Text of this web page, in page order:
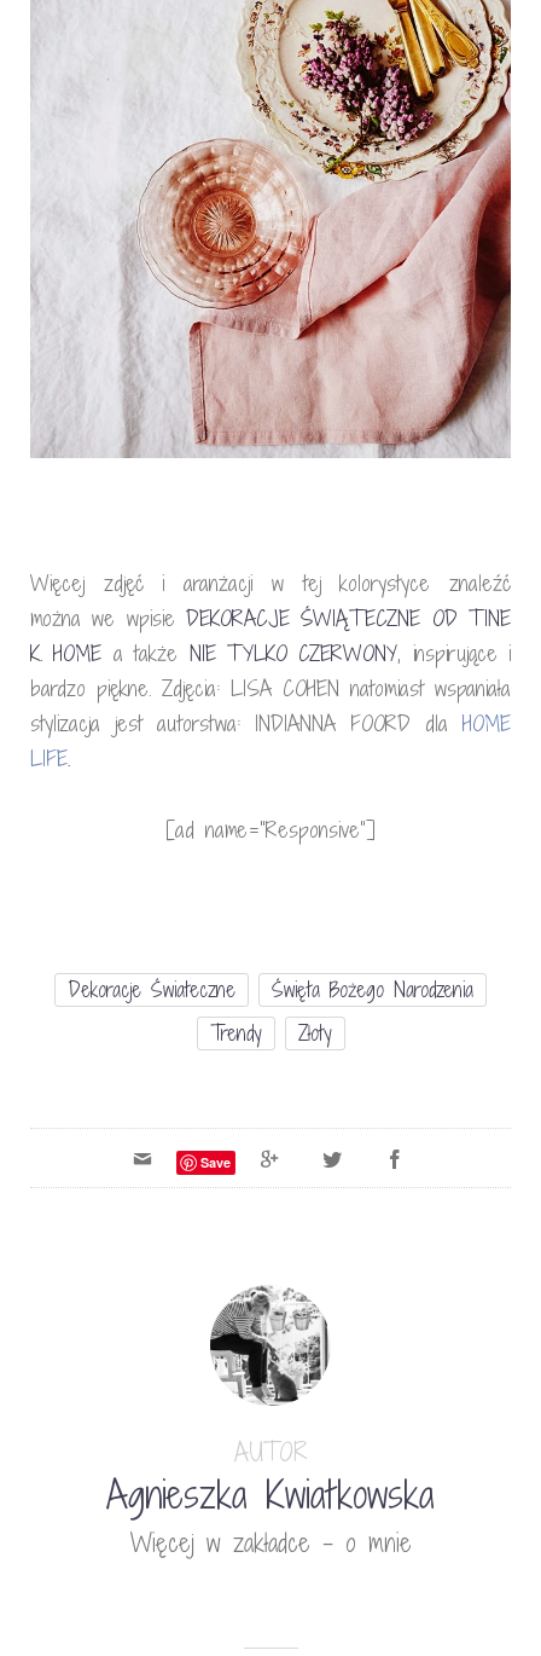
Więcej zdjęć i aranżacji w tej kolorystyce znaleźć
można we wpisie DEKORACJE ŚWIĄTECZNE OD TINE
K. HOME a także NIE TYLKO CZERWONY, inspirujące i
bardzo piękne. Zdjęcia: LISA COHEN natomiast wspaniała
stylizacja jest autorstwa: INDIANNA FOORD dla HOME
LIFE.
[ad name=”Responsive”]
Dekoracje Świateczne
Święta Bożego Narodzenia
Trendy
Złoty
Save
AUTOR
Agnieszka Kwiatkowska
Więcej w zakładce - o mnie